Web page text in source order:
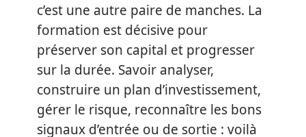
c’est une autre paire de manches. La
formation est décisive pour
préserver son capital et progresser
sur la durée. Savoir analyser,
construire un plan d’investissement,
gérer le risque, reconnaître les bons
signaux d’entrée ou de sortie : voilà